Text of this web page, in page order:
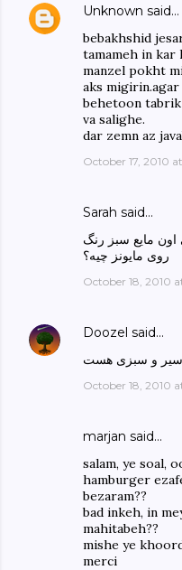
Unknown said…
bebakhshid
tamameh in kar
manzel pokht
aks
behetoon tabrik
va salighe.
dar zemn az
October 17, 2010
Sarah said…
مایع سبز رنگ
روی مایونز چیه؟
October 18, 2010
Doozel said…
سیر و سبزی هست
October 18, 2010
marjan said…
salam, ye soal,
hamburger
bezaram??
bad inkeh, in
mahitabeh??
mishe ye
merci